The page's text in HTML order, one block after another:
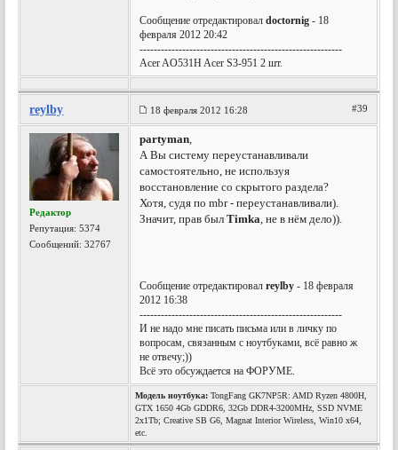
Сообщение отредактировалdoctornig - 18
февраля 2012 20:42
---------------------------------------------------------
Acer AO531H Acer S3-951 2 шт.
reylby 18 февраля 2012 16:28 #39
Редактор
Репутация:5374
Сообщений: 32767
partyman,
А Вы систему переустанавливали
самостоятельно, не используя
восстановление со скрытого раздела?
Хотя, судя по mbr - переустанавливали).
Значит, прав былTimka, не в нём дело)).
Сообщение отредактировалreylby - 18 февраля
2012 16:38
---------------------------------------------------------
И не надо мне писать письма или в личку по
вопросам, связанным с ноутбуками, всё равно ж
не отвечу;))
Всё это обсуждается на ФОРУМЕ.
Модель ноутбука: TongFang GK7NP5R: AMD Ryzen 4800H,
GTX 1650 4Gb GDDR6, 32Gb DDR4-3200MHz, SSD NVME
2x1Tb; Creative SB G6, Magnat Interior Wireless, Win10 x64,
etc.